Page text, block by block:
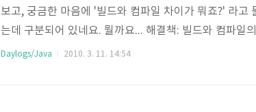
보고, 궁금한 마음에 '빌드와 컴파일 차이가 뭐죠?' 라고
는데 구분되어 있네요. 뭘까요... 해결책: 빌드와 컴파일
포스트가 있습니다. 컴파일은 빌드의 부분 집합이며, 단
Daylogs/Java 2010. 3. 11. 14:54